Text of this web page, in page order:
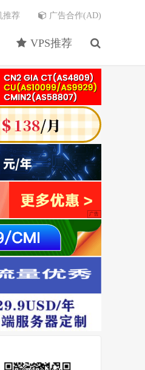
VPS推荐
推荐 广告合作(AD)